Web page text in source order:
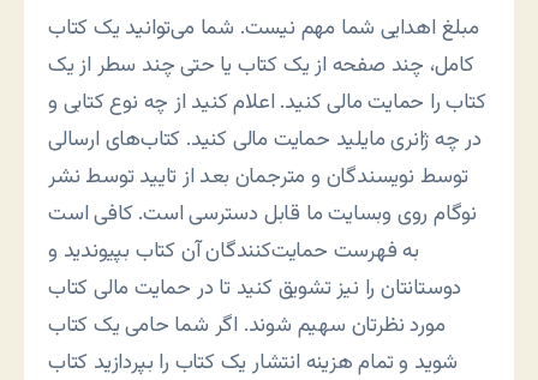
مبلغ اهدایی شما مهم نیست. شما می‌توانید یک کتاب
کامل، چند صفحه از یک کتاب یا حتی چند سطر از یک
کتاب را حمایت مالی کنید. اعلام کنید از چه نوع کتابی و
در چه ژانری مایلید حمایت مالی کنید. کتاب‌های ارسالی
توسط نویسندگان و مترجمان بعد از تایید توسط نشر
نوگام روی وبسایت ما قابل دسترسی است. کافی است
به فهرست حمایت‌کنندگان آن کتاب بپیوندید و
دوستانتان را نیز تشویق کنید تا در حمایت مالی کتاب
مورد نظرتان سهیم شوند. اگر شما حامی یک کتاب
شوید و تمام هزینه انتشار یک کتاب را بپردازید کتاب